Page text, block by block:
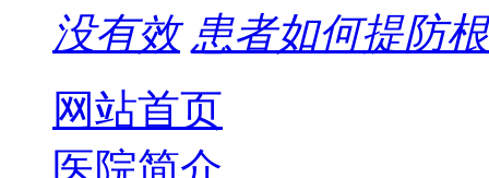
没有效 患者如何提防
网站首页